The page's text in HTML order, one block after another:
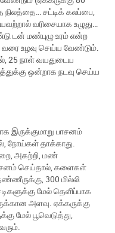
நிலத்தை… சட்டிக் கலப்பை,
வரிசையாக உழுது…
டன் மண்புழு உரம் என்ற
உழவு செய்ய வேண்டும்.
25 நாள் வயதுடைய
ஒன்றாக நடவு செய்ய
இருக்குமாறு பாசனம்
நோய்கள் தாக்காது.
அகற்றி, மண்
செய்தால், களைகள்
300 மில்லி
மேல் தெளிப்பாக
அளவு. ஏக்கருக்கு
மேல் பூவெடுத்து,